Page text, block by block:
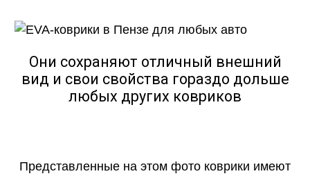
Они сохраняют отличный внешний
вид и свои свойства гораздо дольше
любых других ковриков
Представленные на этом фото коврики имеют